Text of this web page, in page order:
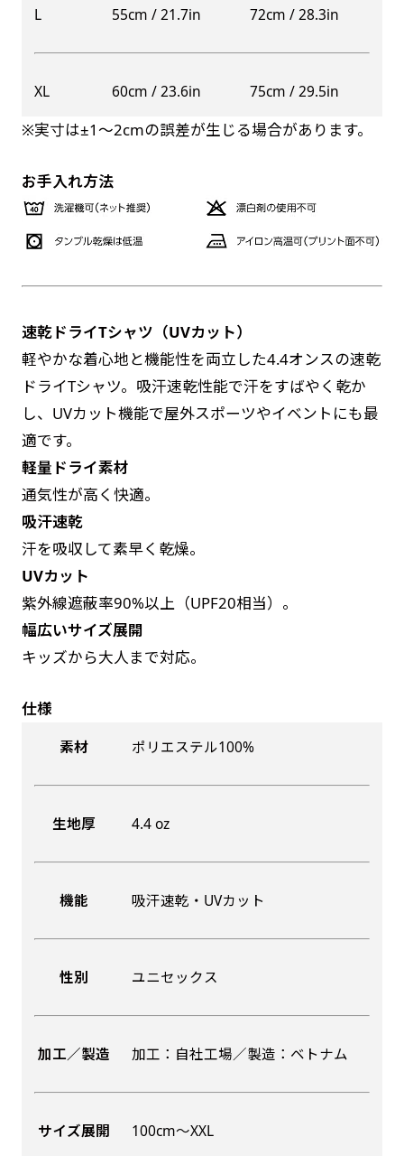
L 55cm / 21.7in 72cm / 28.3in
XL 60cm / 23.6in 75cm / 29.5in
※実寸は±1〜2cmの誤差が生じる場合があります。
お手入れ方法
速乾ドライTシャツ（UVカット）
軽やかな着心地と機能性を両立した4.4オンスの速乾
ドライTシャツ。吸汗速乾性能で汗をすばやく乾か
し、UVカット機能で屋外スポーツやイベントにも最
適です。
軽量ドライ素材
通気性が高く快適。
吸汗速乾
汗を吸収して素早く乾燥。
UVカット
紫外線遮蔽率90%以上（UPF20相当）。
幅広いサイズ展開
キッズから大人まで対応。
仕様
素材 ポリエステル100%
生地厚 4.4 oz
機能 吸汗速乾・UVカット
性別 ユニセックス
加工／製造 加工：自社工場／製造：ベトナム
サイズ展開 100cm〜XXL
お好みのサイズで縦幕・横幕の作成が可能です。
あんな場所こんな場所お好みのサイズでお好みの
幕の製作をお楽しみください
けて疑似的にのれんのような幕をつくります。お
レギュラーのれんスリムは横幕の上部にチチを5
か所つけて疑似的にのれんのような幕をつくりま
ます。（レギュラーのれん縦50cm／レギュラー
スリムのれん縦30cm）お店の入口付近の装飾に
是非！
る場所でのぼり旗を使用する際に推奨されてい
ます。防炎加工によってのぼり旗が炎に触れても
燃えにくくなります。（燃えるというより溶け
るに近くなるイメージ）一般的な方法は、旗の
素材に特殊な化学薬品を使用して延焼を抑えま
お急ぎ［ +330円 ］
お急ぎは翌営業日発送（基本12時締め切り)枚数
によって対応できない場合、ギリギリでも対応
できる場合もあります。防炎加工、トロピカル
生地は対応不可です。